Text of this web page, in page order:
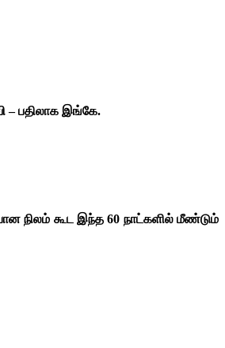
பதிலாக இங்கே.
நிலம் கூட இந்த 60 நாட்களில் மீண்டும்